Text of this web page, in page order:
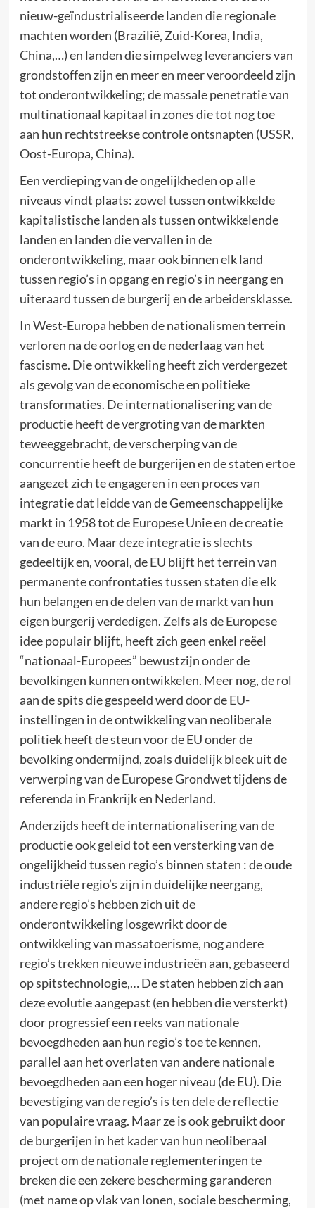
nieuw-geïndustrialiseerde landen die regionale
machten worden (Brazilië, Zuid-Korea, India,
China,…) en landen die simpelweg leveranciers van
grondstoffen zijn en meer en meer veroordeeld zijn
tot onderontwikkeling; de massale penetratie van
multinationaal kapitaal in zones die tot nog toe
aan hun rechtstreekse controle ontsnapten (USSR,
Oost-Europa, China).
Een verdieping van de ongelijkheden op alle
niveaus vindt plaats: zowel tussen ontwikkelde
kapitalistische landen als tussen ontwikkelende
landen en landen die vervallen in de
onderontwikkeling, maar ook binnen elk land
tussen regio’s in opgang en regio’s in neergang en
uiteraard tussen de burgerij en de arbeidersklasse.
In West-Europa hebben de nationalismen terrein
verloren na de oorlog en de nederlaag van het
fascisme. Die ontwikkeling heeft zich verdergezet
als gevolg van de economische en politieke
transformaties. De internationalisering van de
productie heeft de vergroting van de markten
teweeggebracht, de verscherping van de
concurrentie heeft de burgerijen en de staten ertoe
aangezet zich te engageren in een proces van
integratie dat leidde van de Gemeenschappelijke
markt in 1958 tot de Europese Unie en de creatie
van de euro. Maar deze integratie is slechts
gedeeltijk en, vooral, de EU blijft het terrein van
permanente confrontaties tussen staten die elk
hun belangen en de delen van de markt van hun
eigen burgerij verdedigen. Zelfs als de Europese
idee populair blijft, heeft zich geen enkel reëel
“nationaal-Europees” bewustzijn onder de
bevolkingen kunnen ontwikkelen. Meer nog, de rol
aan de spits die gespeeld werd door de EU-
instellingen in de ontwikkeling van neoliberale
politiek heeft de steun voor de EU onder de
bevolking ondermijnd, zoals duidelijk bleek uit de
verwerping van de Europese Grondwet tijdens de
referenda in Frankrijk en Nederland.
Anderzijds heeft de internationalisering van de
productie ook geleid tot een versterking van de
ongelijkheid tussen regio’s binnen staten : de oude
industriële regio’s zijn in duidelijke neergang,
andere regio’s hebben zich uit de
onderontwikkeling losgewrikt door de
ontwikkeling van massatoerisme, nog andere
regio’s trekken nieuwe industrieën aan, gebaseerd
op spitstechnologie,… De staten hebben zich aan
deze evolutie aangepast (en hebben die versterkt)
door progressief een reeks van nationale
bevoegdheden aan hun regio’s toe te kennen,
parallel aan het overlaten van andere nationale
bevoegdheden aan een hoger niveau (de EU). Die
bevestiging van de regio’s is ten dele de reflectie
van populaire vraag. Maar ze is ook gebruikt door
de burgerijen in het kader van hun neoliberaal
project om de nationale reglementeringen te
breken die een zekere bescherming garanderen
(met name op vlak van lonen, sociale bescherming,